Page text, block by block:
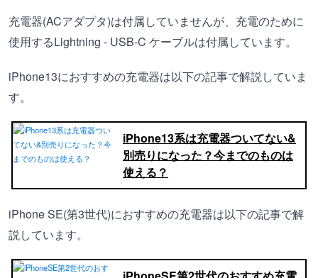
充電器(ACアダプタ)は付属していませんが、充電のために
使用するLightning - USB-C ケーブルは付属しています。
iPhone13におすすめの充電器は以下の記事で解説していま
す。
iPhone13系は充電器ついてない&
別売りになった？今までのものは
使える？
iPhone SE(第3世代)におすすめの充電器は以下の記事で解
説しています。